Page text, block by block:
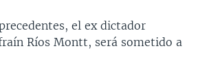
el ex dictador
Ríos Montt, será sometido a